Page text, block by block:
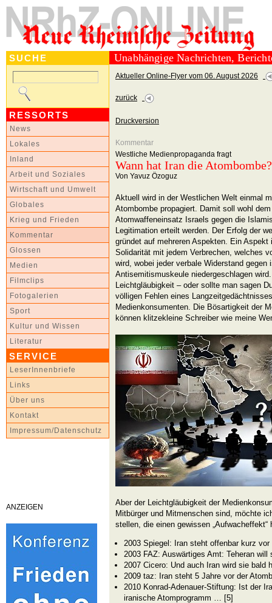
SUCHE
RESSORTS
News
Lokales
Inland
Arbeit und Soziales
Wirtschaft und Umwelt
Globales
Krieg und Frieden
Kommentar
Glossen
Medien
Filmclips
Fotogalerien
Sport
Kultur und Wissen
Literatur
SERVICE
LeserInnenbriefe
Links
Über uns
Kontakt
Impressum/Datenschutz
ANZEIGEN
Unabhängige Nachrichten,
Aktueller Online-Flyer vom 06. August 2026
zurück
Druckversion
Kommentar
Westliche Medienpropaganda fragt
Wann hat Iran die Atombombe?
Von Yavuz Özoguz
Aktuell wird in der Westlichen Welt einmal
Atombombe propagiert. Damit soll wohl
Atomwaffeneinsatz Israels gegen die
Legitimation erteilt werden. Der Erfolg der
gründet auf mehreren Aspekten. Ein
Solidarität mit jedem Verbrechen, welches
wird, wobei jeder verbale Widerstand gegen
Antisemitismuskeule niedergeschlagen
Leichtgläubigkeit – oder sollte man sagen
völligen Fehlen eines
Medienkonsumenten. Die Bösartigkeit der
können klitzekleine Schreiber wie meine
Aber der Leichtgläubigkeit der
Mitbürger und Mitmenschen sind, möchte
stellen, die einen gewissen „Aufwacheffekt“
2003 Spiegel: Iran steht offenbar kurz
2003 FAZ: Auswärtiges Amt: Teheran
2007 Cicero: Und auch Iran wird sie bald
2009 taz: Iran steht 5 Jahre vor der
2010 Konrad-Adenauer-Stiftung: Ist der
iranische Atomprogramm … [5]